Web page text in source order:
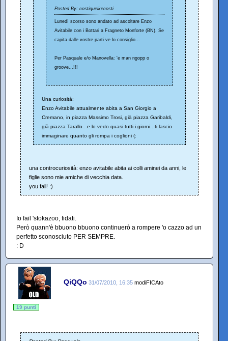
Posted By: costiquelkecosti
Lunedì scorso sono andato ad ascoltare Enzo
Avitabile con i Bottari a Fragneto Monforte (BN). Se
capita dalle vostre parti ve lo consiglio...
Per Pasquale e/o Manovella: 'e man ngopp o
groove...!!!
Una curiosità:
Enzo Avitabile attualmente abita a San Giorgio a
Cremano, in piazza Massimo Trosi, già piazza Garibaldi,
già piazza Tarallo...e lo vedo quasi tutti i giorni...ti lascio
immaginare quanto gli rompa i coglioni (:
una controcuriosità: enzo avitabile abita ai colli aminei da anni, le
figlie sono mie amiche di vecchia data.
you fail! :)
Io fail 'stokazoo, fidati.
Però quann'è bbuono bbuono continuerò a rompere 'o cazzo ad un
perfetto sconosciuto PER SEMPRE.
: D
QiQQo 31/07/2010, 16:35 modiFICAto
19 punti